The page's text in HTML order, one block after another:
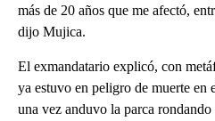
más de 20 años que me afectó,
dijo Mujica.
El exmandatario explicó, con
ya estuvo en peligro de muerte en
una vez anduvo la parca